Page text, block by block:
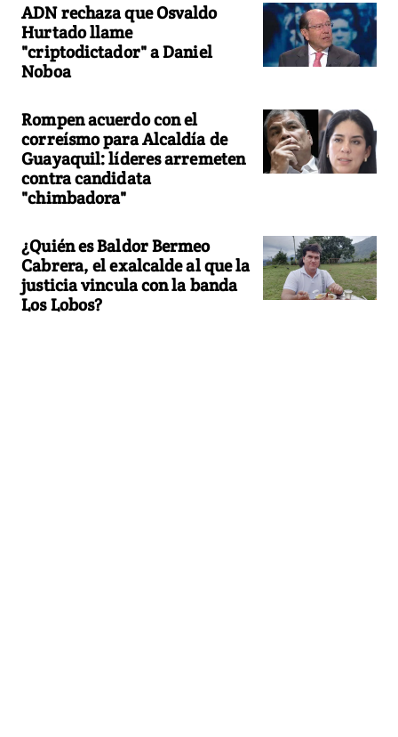
ADN rechaza que Osvaldo
Hurtado llame
"criptodictador" a Daniel
Noboa
Rompen acuerdo con el
correísmo para Alcaldía de
Guayaquil: líderes arremeten
contra candidata
"chimbadora"
¿Quién es Baldor Bermeo
Cabrera, el exalcalde al que la
justicia vincula con la banda
Los Lobos?